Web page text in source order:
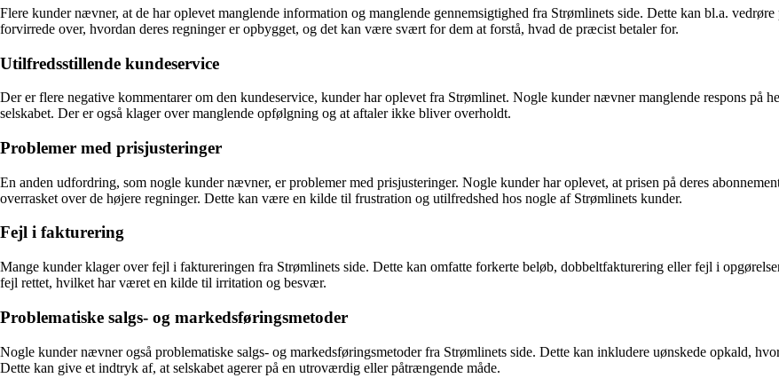
Flere kunder nævner, at de har oplevet manglende information og manglende gennemsigtighed fra Strømlinets side. Dette kan bl.a.
forvirrede over, hvordan deres regninger er opbygget, og det kan være svært for dem at forstå, hvad de præcist betaler for.
Utilfredsstillende kundeservice
Der er flere negative kommentarer om den kundeservice, kunder har oplevet fra Strømlinet. Nogle kunder nævner manglende respons på
selskabet. Der er også klager over manglende opfølgning og at aftaler ikke bliver overholdt.
Problemer med prisjusteringer
En anden udfordring, som nogle kunder nævner, er problemer med prisjusteringer. Nogle kunder har oplevet, at prisen på deres
overrasket over de højere regninger. Dette kan være en kilde til frustration og utilfredshed hos nogle af Strømlinets kunder.
Fejl i fakturering
Mange kunder klager over fejl i faktureringen fra Strømlinets side. Dette kan omfatte forkerte beløb, dobbeltfakturering eller fejl i
fejl rettet, hvilket har været en kilde til irritation og besvær.
Problematiske salgs- og markedsføringsmetoder
Nogle kunder nævner også problematiske salgs- og markedsføringsmetoder fra Strømlinets side. Dette kan inkludere uønskede opkald,
Dette kan give et indtryk af, at selskabet agerer på en utroværdig eller påtrængende måde.